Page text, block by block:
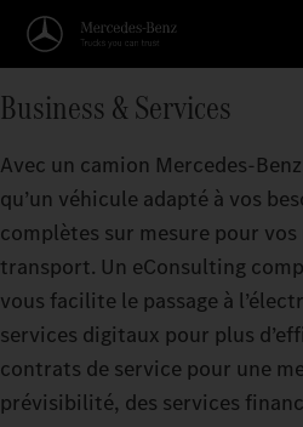
Business & Services
Avec un camion
qu’un véhicule adapté à vos
complètes sur mesure pour
transport. Un eConsulting
vous facilite le passage à
services digitaux pour plus
contrats de service pour une
prévisibilité, des services